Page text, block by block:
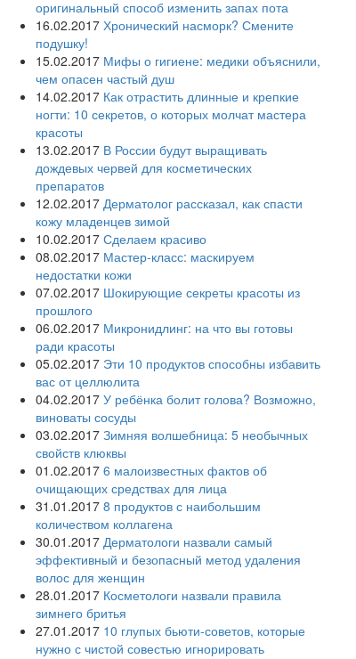
оригинальный способ изменить запах пота
16.02.2017 Хронический насморк? Смените
подушку!
15.02.2017 Мифы о гигиене: медики объяснили,
чем опасен частый душ
14.02.2017 Как отрастить длинные и крепкие
ногти: 10 секретов, о которых молчат мастера
красоты
13.02.2017 В России будут выращивать
дождевых червей для косметических
препаратов
12.02.2017 Дерматолог рассказал, как спасти
кожу младенцев зимой
10.02.2017 Сделаем красиво
08.02.2017 Мастер-класс: маскируем
недостатки кожи
07.02.2017 Шокирующие секреты красоты из
прошлого
06.02.2017 Микронидлинг: на что вы готовы
ради красоты
05.02.2017 Эти 10 продуктов способны избавить
вас от целлюлита
04.02.2017 У ребёнка болит голова? Возможно,
виноваты сосуды
03.02.2017 Зимняя волшебница: 5 необычных
свойств клюквы
01.02.2017 6 малоизвестных фактов об
очищающих средствах для лица
31.01.2017 8 продуктов с наибольшим
количеством коллагена
30.01.2017 Дерматологи назвали самый
эффективный и безопасный метод удаления
волос для женщин
28.01.2017 Косметологи назвали правила
зимнего бритья
27.01.2017 10 глупых бьюти-советов, которые
нужно с чистой совестью игнорировать